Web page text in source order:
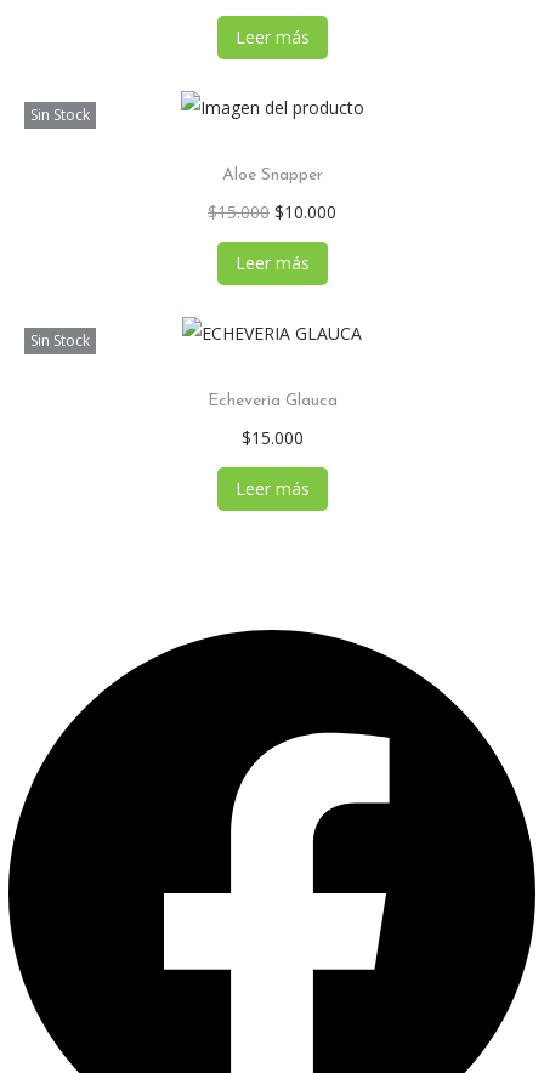
Leer más
Sin Stock
Aloe Snapper
$15.000 $10.000
Leer más
Sin Stock
Echeveria Glauca
$15.000
Leer más